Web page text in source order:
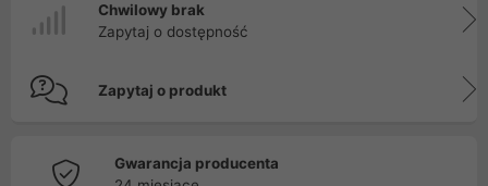
Chwilowy brak
Zapytaj o dostępność
Zapytaj o produkt
Gwarancja producenta